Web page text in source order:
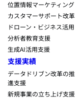
位置情報マーケティング
カスタマーサポート改革
ドローン・ビジネス活用
分析者教育支援
生成AI活用支援
支援実績
データドリブン改革の推
進支援
新規事業の立ち上げ支援